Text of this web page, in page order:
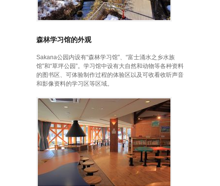
森林学习馆的外观
Sakana公园内设有“森林学习馆”、“富士涌水之乡水族
馆”和“草坪公园”。学习馆中设有大自然和动物等各种资料
的图书区、可体验制作过程的体验区以及可收看收听声音
和影像资料的学习区等区域。